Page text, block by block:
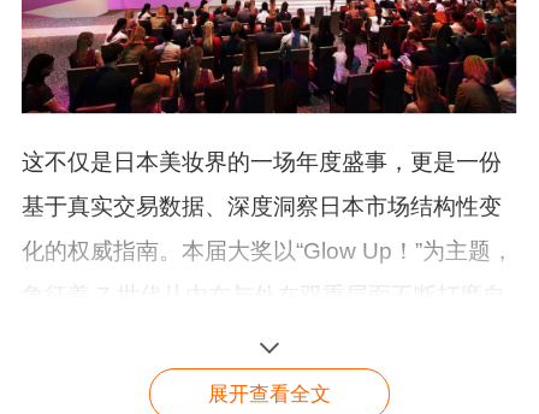
这不仅是日本美妆界的一场年度盛事，更是一份
基于真实交易数据、深度洞察日本市场结构性变
化的权威指南。本届大奖以“Glow Up！”为主题，
象征着 Z 世代从内在与外在双重层面不断打磨自
我、持续闪耀的生活美学。日本趣天希望将获奖
时刻定义为品牌的闪耀瞬间（Glow），同时也成
展开查看全文